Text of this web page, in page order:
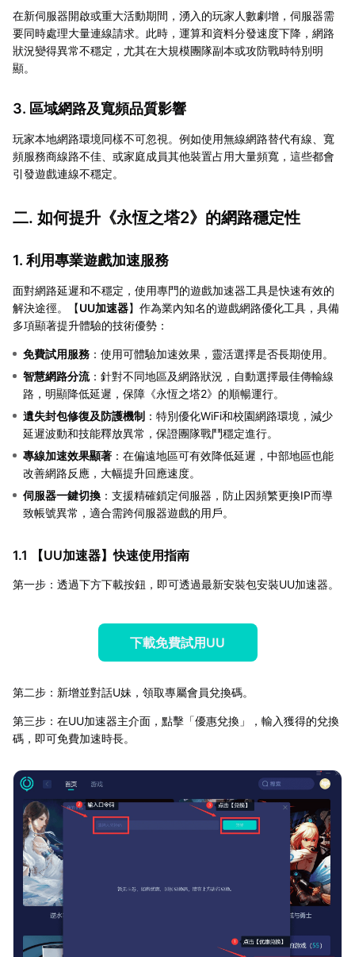
在新伺服器開啟或重大活動期間，湧入的玩家人數劇增，伺服器需
要同時處理大量連線請求。此時，運算和資料分發速度下降，網路
狀況變得異常不穩定，尤其在大規模團隊副本或攻防戰時特別明
顯。
3. 區域網路及寬頻品質影響
玩家本地網路環境同樣不可忽視。例如使用無線網路替代有線、寬
頻服務商線路不佳、或家庭成員其他裝置占用大量頻寬，這些都會
引發遊戲連線不穩定。
二. 如何提升《永恆之塔2》的網路穩定性
1. 利用專業遊戲加速服務
面對網路延遲和不穩定，使用專門的遊戲加速器工具是快速有效的
解決途徑。【UU加速器】作為業內知名的遊戲網路優化工具，具備
多項顯著提升體驗的技術優勢：
免費試用服務 ：使用可體驗加速效果，靈活選擇是否長期使用。
智慧網路分流：針對不同地區及網路狀況，自動選擇最佳傳輸線
路，明顯降低延遲，保障《永恆之塔2》的順暢運行。
遺失封包修復及防護機制 ：特別優化WiFi和校園網路環境，減少
延遲波動和技能釋放異常，保證團隊戰鬥穩定進行。
專線加速效果顯著 ：在偏遠地區可有效降低延遲，中部地區也能
改善網路反應，大幅提升回應速度。
伺服器一鍵切換 ：支援精確鎖定伺服器，防止因頻繁更換IP而導
致帳號異常，適合需跨伺服器遊戲的用戶。
1.1 【UU加速器】快速使用指南
第一步：透過下方下載按鈕，即可透過最新安裝包安裝UU加速器。
下載免費試用UU
第二步：新增並對話U妹，領取專屬會員兌換碼。
第三步：在UU加速器主介面，點擊「優惠兌換」，輸入獲得的兌換
碼，即可免費加速時長。